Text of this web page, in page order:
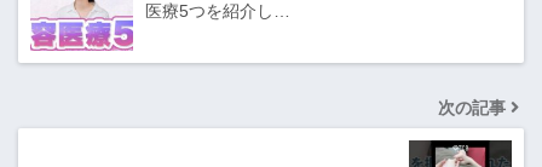
医療5つを紹介し…
次の記事